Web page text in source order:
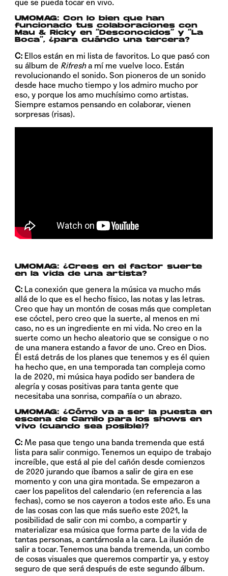
que se pueda tocar en vivo.
UMOMAG: Con lo bien que han
funcionado tus colaboraciones con
Mau & Ricky en “Desconocidos” y “La
Boca”, ¿para cuándo una tercera?
C: Ellos están en mi lista de favoritos. Lo que pasó con
su álbum de Rifresha mí me vuelve loco. Están
revolucionando el sonido. Son pioneros de un sonido
desde hace mucho tiempo y los admiro mucho por
eso, y porque los amo muchísimo como artistas.
Siempre estamos pensando en colaborar, vienen
sorpresas (risas).
UMOMAG:¿Crees en el factor suerte
en la vida de una artista?
C: La conexión que genera la música va mucho más
allá de lo que es el hecho físico, las notas y las letras.
Creo que hay un montón de cosas más que completan
ese cóctel, pero creo que la suerte, al menos en mi
caso, no es un ingrediente en mi vida. No creo en la
suerte como un hecho aleatorio que se consigue o no
de una manera estando a favor de uno. Creo en Dios.
Él está detrás de los planes que tenemos y es él quien
ha hecho que, en una temporada tan compleja como
la de 2020, mi música haya podido ser bandera de
alegría y cosas positivas para tanta gente que
necesitaba una sonrisa, compañía o un abrazo.
UMOMAG:¿Cómo va a ser la puesta en
escena de Camilo para los shows en
vivo (cuando sea posible)?
C: Me pasa que tengo una banda tremenda que está
lista para salir conmigo. Tenemos un equipo de trabajo
increíble, que está al pie del cañón desde comienzos
de 2020 jurando que íbamos a salir de gira en ese
momento y con una gira montada. Se empezaron a
caer los papelitos del calendario (en referencia a las
fechas), como se nos cayeron a todos este año. Es una
de las cosas con las que más sueño este 2021, la
posibilidad de salir con mi combo, a compartir y
materializar esa música que forma parte de la vida de
tantas personas, a cantárnosla a la cara. La ilusión de
salir a tocar. Tenemos una banda tremenda, un combo
de cosas visuales que queremos compartir ya, y estoy
seguro de que será después de este segundo álbum.